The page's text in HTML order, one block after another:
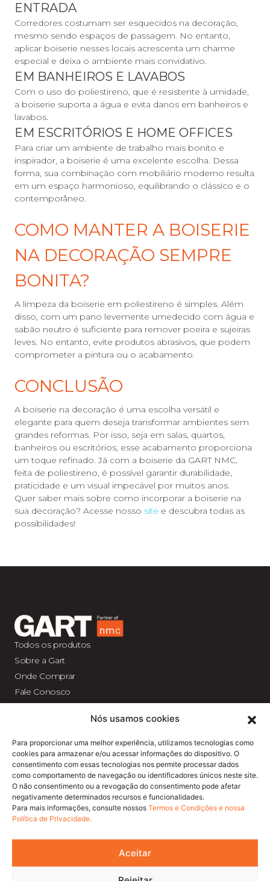
Nós usamos cookies
Para proporcionar uma melhor experiência, utilizamos tecnologias como
cookies para armazenar e/ou acessar informações do dispositivo. O
consentimento com essas tecnologias nos permite processar dados
como comportamento de navegação ou identificadores únicos neste site.
O não consentimento ou a revogação do consentimento pode afetar
negativamente determinados recursos e funcionalidades.
Para mais informações, consulte nossos Termos e Condições e nossa
Política de Privacidade.
Aceitar
ENTRADA
Corredores costumam ser esquecidos na decoração,
mesmo sendo espaços de passagem. No entanto,
aplicar boiserie nesses locais acrescenta um charme
especial e deixa o ambiente mais convidativo.
EM BANHEIROS E LAVABOS
Com o uso do poliestireno, que é resistente à umidade,
a boiserie suporta a água e evita danos em banheiros e
lavabos.
EM ESCRITÓRIOS E HOME OFFICES
Para criar um ambiente de trabalho mais bonito e
inspirador, a boiserie é uma excelente escolha. Dessa
forma, sua combinação com mobiliário moderno resulta
em um espaço harmonioso, equilibrando o clássico e o
contemporâneo.
COMO MANTER A BOISERIE
NA DECORAÇÃO SEMPRE
BONITA?
A limpeza da boiserie em poliestireno é simples. Além
disso, com um pano levemente umedecido com água e
sabão neutro é suficiente para remover poeira e sujeiras
leves. No entanto, evite produtos abrasivos, que podem
comprometer a pintura ou o acabamento.
CONCLUSÃO
A boiserie na decoração é uma escolha versátil e
elegante para quem deseja transformar ambientes sem
grandes reformas. Por isso, seja em salas, quartos,
banheiros ou escritórios, esse acabamento proporciona
um toque refinado. Já com a boiserie da GART NMC,
feita de poliestireno, é possível garantir durabilidade,
praticidade e um visual impecável por muitos anos.
Quer saber mais sobre como incorporar a boiserie na
sua decoração? Acesse nosso site e descubra todas as
possibilidades!
Todos os produtos
Sobre a Gart
Onde Comprar
Fale Conosco
Expedição e Cobrança
Rua Antonio Ovídio Rodrigues, 1010
Parque Industrial III – Jundiaí – SP +55
(11) 2923 0990
SAC
0800 117 17 08